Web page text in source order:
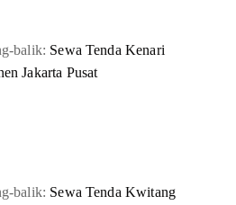
balik: Sewa Tenda Kenari
Jakarta Pusat
balik: Sewa Tenda Kwitang